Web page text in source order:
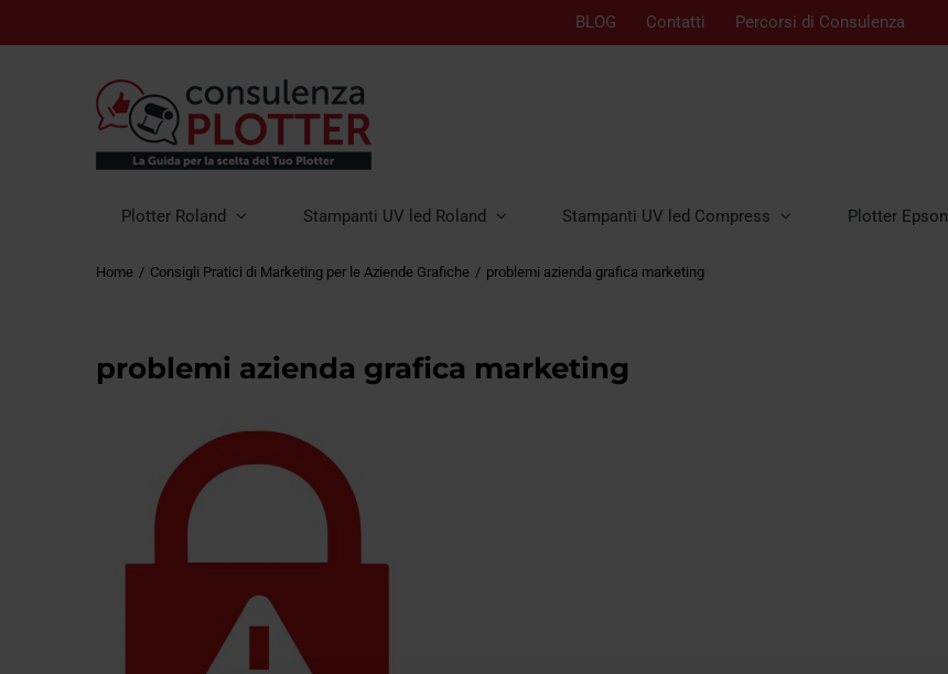
BLOG Contatti Percorsi di Consulenza
Plotter Roland Stampanti UV led Roland Stampanti UV led Compress Plotter Epson
Home Consigli Pratici di Marketing per le Aziende Grafiche problemi azienda grafica marketing
problemi azienda grafica marketing